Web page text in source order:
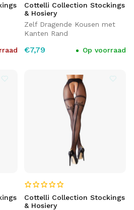
Cottelli Collection Stockings
& Hosiery
Zelf Dragende Kousen met
Kanten Rand
€7,79 Op voorraad
Cottelli Collection Stockings
& Hosiery